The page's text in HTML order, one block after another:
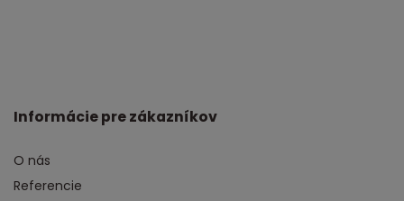
Informácie pre zákazníkov
O nás
Referencie